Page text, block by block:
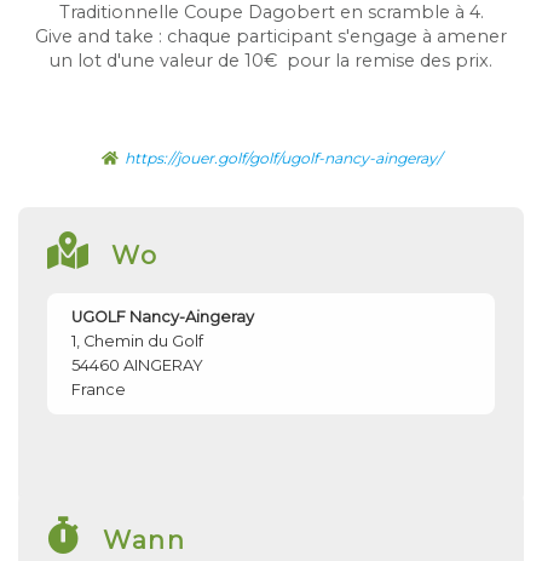
Traditionnelle Coupe Dagobert en scramble à 4.
Give and take : chaque participant s'engage à amener
un lot d'une valeur de 10€ pour la remise des prix.
https://jouer.golf/golf/ugolf-nancy-aingeray/
Wo
UGOLF Nancy-Aingeray
1, Chemin du Golf
54460 AINGERAY
France
Wann